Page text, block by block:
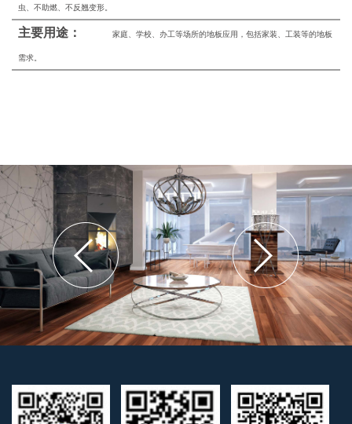
虫、不助燃、不反翘变形。
主要用途： 家庭、学校、办工等场所的地板应用，包括家装、工装等的地板
需求。